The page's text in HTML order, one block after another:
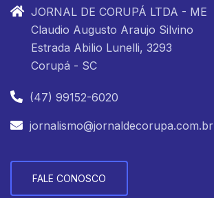
JORNAL DE CORUPÁ LTDA - ME
Claudio Augusto Araujo Silvino
Estrada Abilio Lunelli, 3293
Corupá - SC
(47) 99152-6020
jornalismo@jornaldecorupa.com.br
FALE CONOSCO